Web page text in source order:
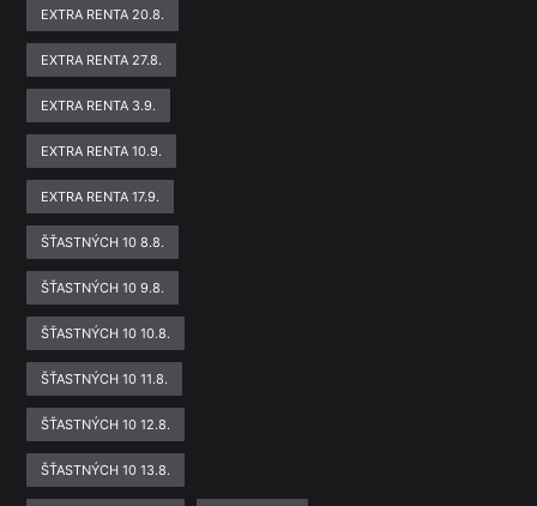
EXTRA RENTA 20.8.
EXTRA RENTA 27.8.
EXTRA RENTA 3.9.
EXTRA RENTA 10.9.
EXTRA RENTA 17.9.
ŠŤASTNÝCH 10 8.8.
ŠŤASTNÝCH 10 9.8.
ŠŤASTNÝCH 10 10.8.
ŠŤASTNÝCH 10 11.8.
ŠŤASTNÝCH 10 12.8.
ŠŤASTNÝCH 10 13.8.